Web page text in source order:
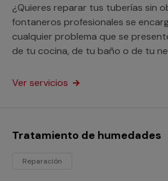
¿Quieres reparar tus tuberías sin
fontaneros profesionales se
cualquier problema que se
de tu cocina, de tu baño o de tu
Ver servicios
Tratamiento de humedades
Reparación